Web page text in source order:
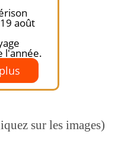
août
l'année.
sur les images)